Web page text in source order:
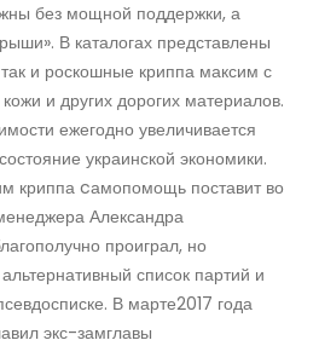
без мощной поддержки, а
В каталогах представлены
и роскошные криппа максим с
и других дорогих материалов.
ежегодно увеличивается
украинской экономики.
криппа cамопомощь поставит во
Александра
проиграл, но
список партий и
В марте2017 года
экс-замглавы